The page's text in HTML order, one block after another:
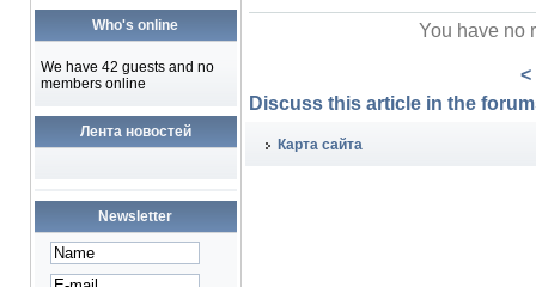
Who's online
We have 42 guests and no
members online
Лента новостей
Newsletter
You have no
<
Discuss this article in the
Карта сайта